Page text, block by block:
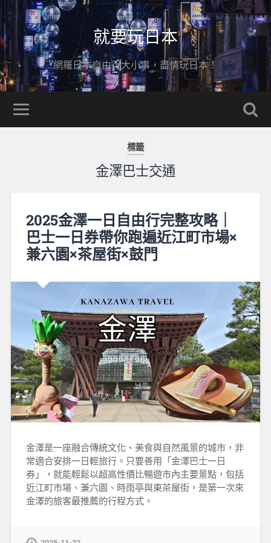
就要玩日本
網羅日本自由行大小事，盡情玩日本！
標籤
金澤巴士交通
2025金澤一日自由行完整攻略｜
巴士一日券帶你跑遍近江町市場×
兼六園×茶屋街×鼓門
金澤是一座融合傳統文化、美食與自然風景的城市，非
常適合安排一日輕旅行。只要善用「金澤巴士一日
券」，就能輕鬆以超高性價比暢遊市內主要景點，包括
近江町市場、兼六園、時雨亭與東茶屋街，是第一次來
金澤的旅客最推薦的行程方式。